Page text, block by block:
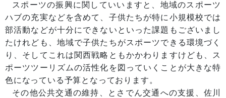
スポーツの振興に関していいますと、地域のスポーツ
ハブの充実などを含めて、子供たちが特に小規模校では
部活動などが十分にできないといった課題もございまし
たけれども、地域で子供たちがスポーツできる環境づく
り、そしてこれは関西戦略ともかかわりますけども、ス
ポーツツーリズムの活性化を図っていくことが大きな特
色になっている予算となっております。
その他公共交通の維持、とさでん交通への支援、佐川